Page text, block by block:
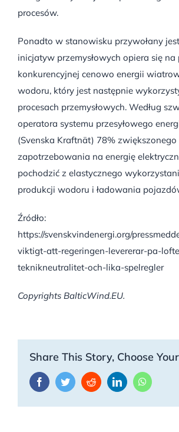
procesów.
Ponadto w stanowisku przywołany
inicjatyw przemysłowych opiera się na
konkurencyjnej cenowo energii
wodoru, który jest następnie
procesach przemysłowych. Według
operatora systemu przesyłowego
(Svenska Kraftnät) 78% zwiększonego
zapotrzebowania na energię
pochodzić z elastycznego
produkcji wodoru i ładowania
Źródło:
https://svenskvindenergi.org/
viktigt-att-regeringen-levererar-pa-
teknikneutralitet-och-lika-spelregler
Copyrights BalticWind.EU.
Share This Story, Choose
FacebookTwitterRedditLinkedIn